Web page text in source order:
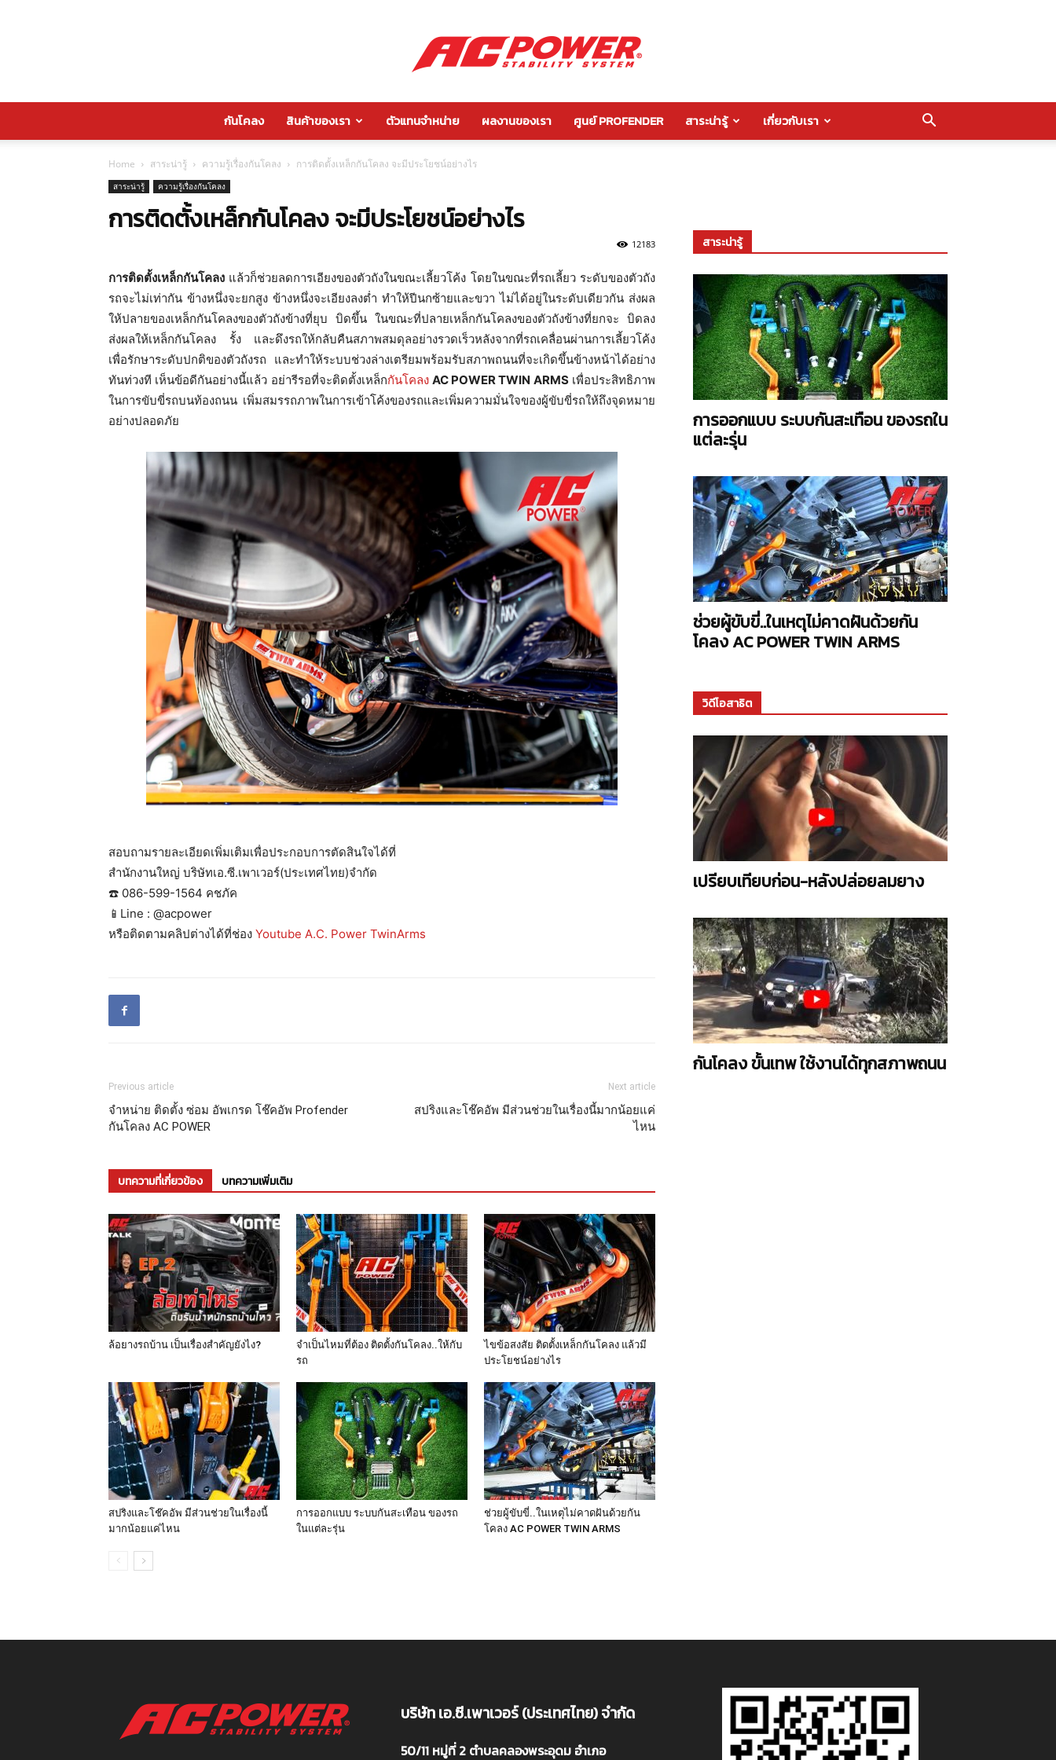
หลัง
Power
Twin
Arms
กันโคลง สินค้าของเรา ตัวแทนจำหน่าย ผลงานของเรา ศูนย์ PROFENDER สาระน่ารู้ เกี่ยวกับเรา
Home สาระน่ารู้ ความรู้เรื่องกันโคลง การติดตั้งเหล็กกันโคลง จะมีประโยชน์อย่างไร
สาระน่ารู้ ความรู้เรื่องกันโคลง
การติดตั้งเหล็กกันโคลง จะมีประโยชน์อย่างไร
12183
การติดตั้งเหล็กกันโคลง แล้วก็ช่วยลดการเอียงของตัวถังในขณะเลี้ยวโค้ง โดยในขณะที่รถเลี้ยว ระดับของตัวถัง
รถจะไม่เท่ากัน ข้างหนึ่งจะยกสูง ข้างหนึ่งจะเอียงลงต่ำ ทำให้ปีนกซ้ายและขวา ไม่ได้อยู่ในระดับเดียวกัน ส่งผล
ให้ปลายของเหล็กกันโคลงของตัวถังข้างที่ยุบ บิดขึ้น ในขณะที่ปลายเหล็กกันโคลงของตัวถังข้างที่ยกจะ บิดลง
ส่งผลให้เหล็กกันโคลง รั้ง และดึงรถให้กลับคืนสภาพสมดุลอย่างรวดเร็วหลังจากที่รถเคลื่อนผ่านการเลี้ยวโค้ง
เพื่อรักษาระดับปกติของตัวถังรถ และทำให้ระบบช่วงล่างเตรียมพร้อมรับสภาพถนนที่จะเกิดขึ้นข้างหน้าได้อย่าง
ทันท่วงที เห็นข้อดีกันอย่างนี้แล้ว อย่ารีรอที่จะติดตั้งเหล็กกันโคลง AC POWER TWIN ARMSเพื่อประสิทธิภาพ
ในการขับขี่รถบนท้องถนน เพิ่มสมรรถภาพในการเข้าโค้งของรถและเพิ่มความมั่นใจของผู้ขับขี่รถให้ถึงจุดหมาย
อย่างปลอดภัย
สอบถามรายละเอียดเพิ่มเติมเพื่อประกอบการตัดสินใจได้ที่
สำนักงานใหญ่ บริษัทเอ.ซี.เพาเวอร์(ประเทศไทย)จำกัด
☎️ 086-599-1564 คชภัค
📱Line : @acpower
หรือติดตามคลิปต่างได้ที่ช่อง Youtube A.C. Power TwinArms
Previous article
จำหน่าย ติดตั้ง ซ่อม อัพเกรด โช๊คอัพ Profender
กันโคลง AC POWER
Next article
สปริงและโช๊คอัพ มีส่วนช่วยในเรื่องนี้มากน้อยแค่
ไหน
บทความที่เกี่ยวข้อง บทความเพิ่มเติม
ล้อยางรถบ้าน เป็นเรื่องสำคัญยังไง?
จำเป็นไหมที่ต้อง ติดตั้งกันโคลง..ให้กับ
รถ
ไขข้อสงสัย ติดตั้งเหล็กกันโคลง แล้วมี
ประโยชน์อย่างไร
สปริงและโช๊คอัพ มีส่วนช่วยในเรื่องนี้
มากน้อยแค่ไหน
การออกแบบ ระบบกันสะเทือน ของรถ
ในแต่ละรุ่น
ช่วยผู้ขับขี่..ในเหตุไม่คาดฝันด้วยกัน
โคลง AC POWER TWIN ARMS
สาระน่ารู้
การออกแบบ ระบบกันสะเทือน ของรถใน
แต่ละรุ่น
ช่วยผู้ขับขี่..ในเหตุไม่คาดฝันด้วยกัน
โคลง AC POWER TWIN ARMS
วิดีโอสาธิต
เปรียบเทียบก่อน-หลังปล่อยลมยาง
กันโคลง ขั้นเทพ ใช้งานได้ทุกสภาพถนน
บริษัท เอ.ซี.เพาเวอร์ (ประเทศไทย) จำกัด
50/11 หมู่ที่ 2 ตำบลคลองพระอุดม อำเภอ